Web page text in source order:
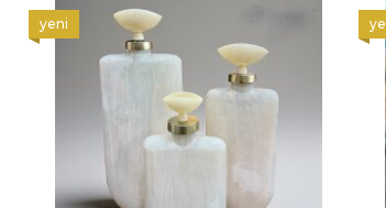
yeni